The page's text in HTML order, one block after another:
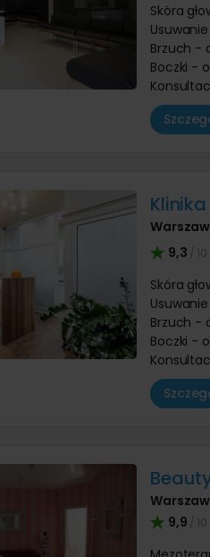
Skóra
Brzuch -
Boczki -
9,3 / 10
Skóra
Brzuch -
Boczki -
9,9 / 10